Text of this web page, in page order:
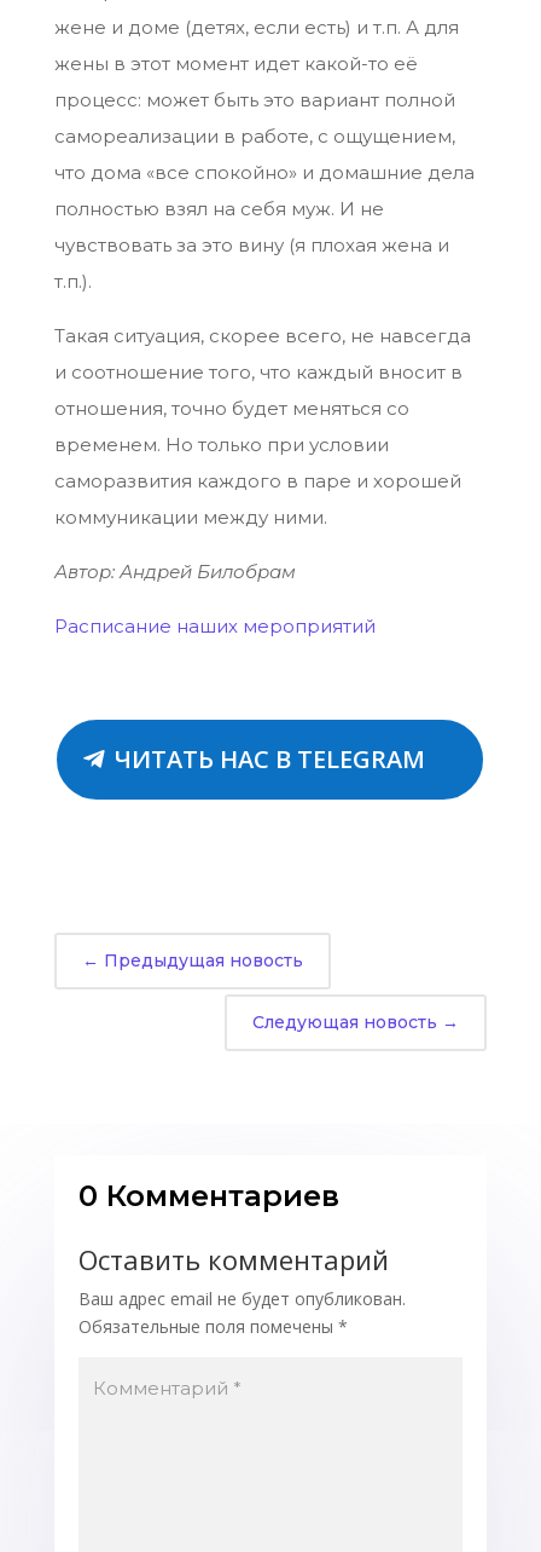
жене и доме (детях, если есть) и т.п. А для
жены в этот момент идет какой-то её
процесс: может быть это вариант полной
самореализации в работе, с ощущением,
что дома «все спокойно» и домашние дела
полностью взял на себя муж. И не
чувствовать за это вину (я плохая жена и
т.п.).
Такая ситуация, скорее всего, не навсегда
и соотношение того, что каждый вносит в
отношения, точно будет меняться со
временем. Но только при условии
саморазвития каждого в паре и хорошей
коммуникации между ними.
Автор: Андрей Билобрам
Расписание наших мероприятий
ЧИТАТЬ НАС В TELEGRAM
← Предыдущая новость
Следующая новость →
0 Комментариев
Оставить комментарий
Ваш адрес email не будет опубликован.
Обязательные поля помечены *